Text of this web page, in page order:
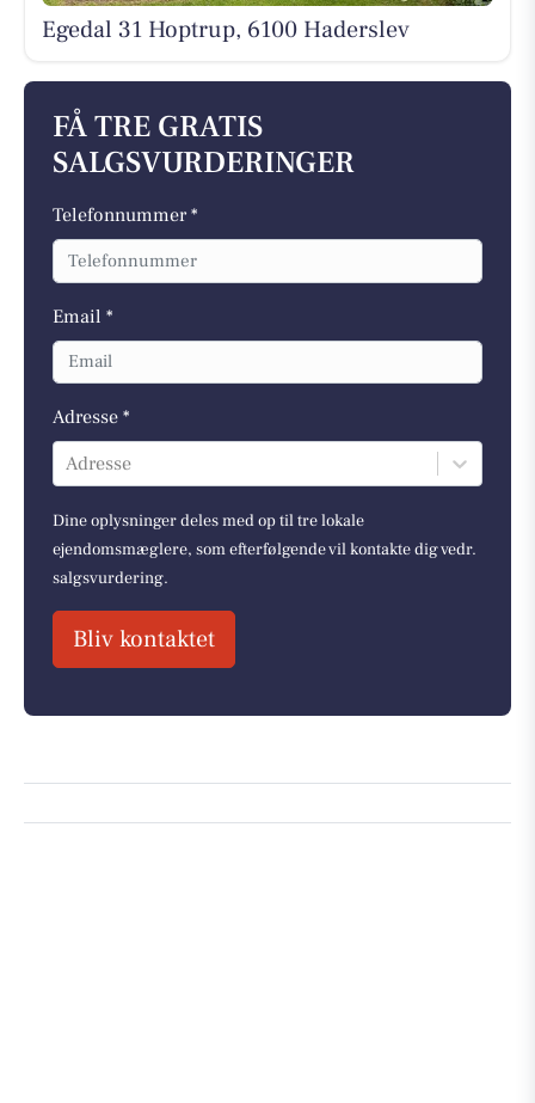
Egedal 31 Hoptrup, 6100 Haderslev
FÅ TRE GRATIS
SALGSVURDERINGER
Telefonnummer *
Email *
Adresse *
Adresse
Dine oplysninger deles med op til tre lokale
ejendomsmæglere, som efterfølgende vil kontakte dig vedr.
salgsvurdering.
Bliv kontaktet